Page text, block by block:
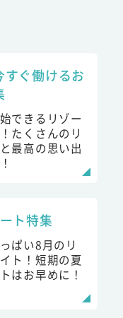
すぐ働けるお
できるリゾー
たくさんのリ
最高の思い出
ト特集
ぱい8月のリ
ト！短期の夏
はお早めに！